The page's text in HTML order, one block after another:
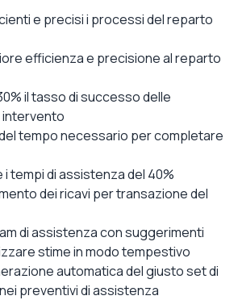
e precisi i processi del reparto
efficienza e precisione al reparto
il tasso di successo delle
intervento
tempo necessario per completare
i tempi di assistenza del 40%
dei ricavi per transazione del
di assistenza con suggerimenti
stime in modo tempestivo
automatica del giusto set di
preventivi di assistenza